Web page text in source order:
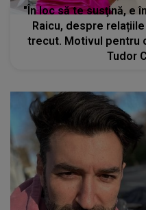
"În loc să te susţină, e
Raicu, despre
trecut. Motivul pentru
Tudor